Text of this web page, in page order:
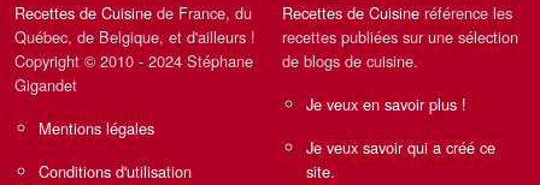
Recettes de Cuisine de France, du
Québec, de Belgique, et d'ailleurs !
Copyright © 2010 - 2024 Stéphane
Gigandet
Mentions légales
Conditions d'utilisation
Recettes de Cuisine référence les
recettes publiées sur une sélection
de blogs de cuisine.
Je veux en savoir plus !
Je veux savoir qui a créé ce
site.